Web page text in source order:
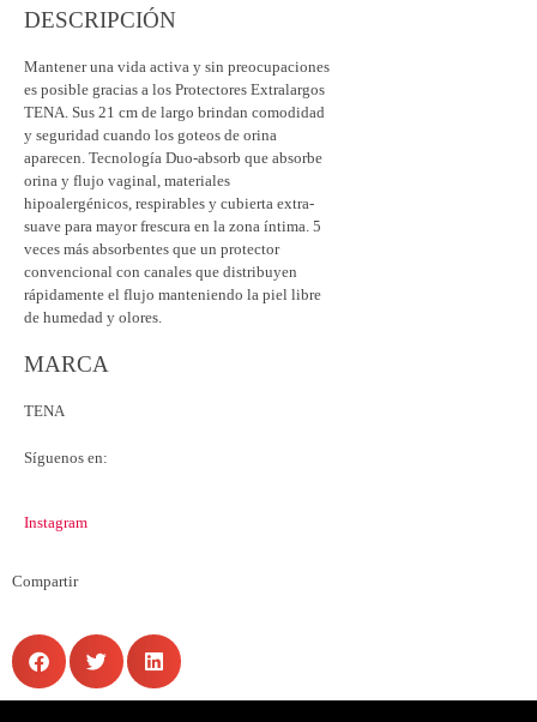
DESCRIPCIÓN
Mantener una vida activa y sin preocupaciones
es posible gracias a los Protectores Extralargos
TENA. Sus 21 cm de largo brindan comodidad
y seguridad cuando los goteos de orina
aparecen. Tecnología Duo-absorb que absorbe
orina y flujo vaginal, materiales
hipoalergénicos, respirables y cubierta extra-
suave para mayor frescura en la zona íntima. 5
veces más absorbentes que un protector
convencional con canales que distribuyen
rápidamente el flujo manteniendo la piel libre
de humedad y olores.
MARCA
TENA
Síguenos en:
Instagram
Compartir